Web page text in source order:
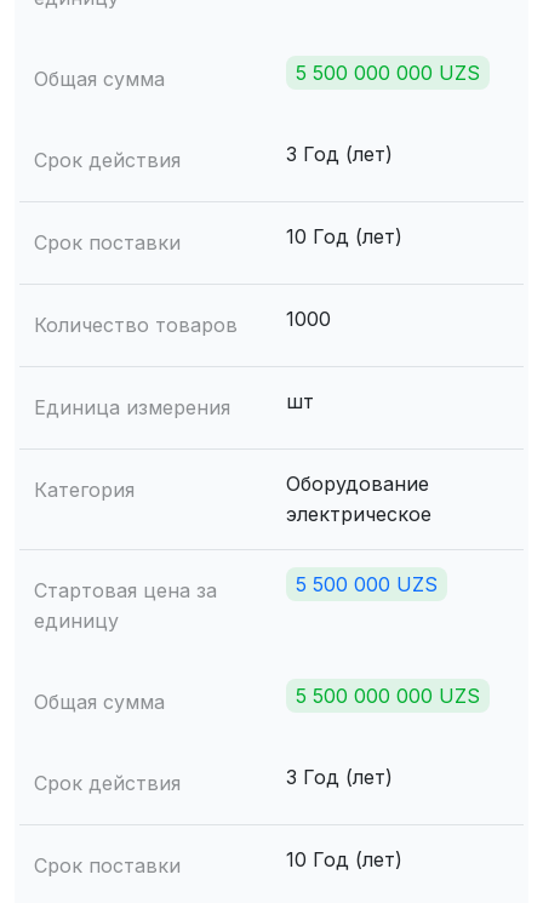
Общая сумма 5 500 000 000 UZS
Срок действия 3 Год (лет)
Срок поставки 10 Год (лет)
Количество товаров 1000
Единица измерения шт
Категория
Оборудование
электрическое
Стартовая цена за
единицу
5 500 000 UZS
Общая сумма 5 500 000 000 UZS
Срок действия 3 Год (лет)
Срок поставки 10 Год (лет)